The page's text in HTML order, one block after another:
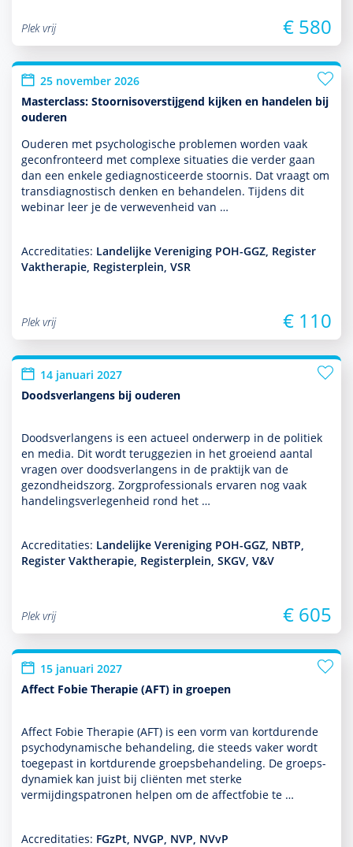
Plek vrij € 580
25 november 2026
Masterclass: Stoornisoverstijgend kijken en handelen bij
ouderen
Ouderen met psycho­logische pro­ble­men worden vaak
gecon­fron­teerd met complexe situaties die verder gaan
dan een enkele gediag­nos­ticeerde stoor­nis. Dat vraagt om
transdiag­nos­tisch denken en behan­delen. Tijdens dit
webinar leer je de verwevenheid van …
Accreditaties: Landelijke Vereniging POH-GGZ, Register
Vaktherapie, Registerplein, VSR
Plek vrij € 110
14 januari 2027
Doodsverlangens bij ouderen
Doodsverlangens is een actueel onder­werp in de politiek
en media. Dit wordt teruggezien in het groeiend aantal
vragen over doodsverlangens in de prak­tijk van de
gezond­heids­zorg. Zorgprofessionals ervaren nog vaak
handelingsverlegenheid rond het …
Accreditaties: Landelijke Vereniging POH-GGZ, NBTP,
Register Vaktherapie, Registerplein, SKGV, V&V
Plek vrij € 605
15 januari 2027
Affect Fobie Therapie (AFT) in groepen
Affect Fobie Therapie (AFT) is een vorm van kort­durende
psychodynamische behan­del­ing, die steeds vaker wordt
toegepast in kort­durende groepsbehan­del­ing. De groeps­
dynamiek kan juist bij cliënten met sterke
vermijdingspatronen helpen om de affectfobie te …
Accreditaties: FGzPt, NVGP, NVP, NVvP